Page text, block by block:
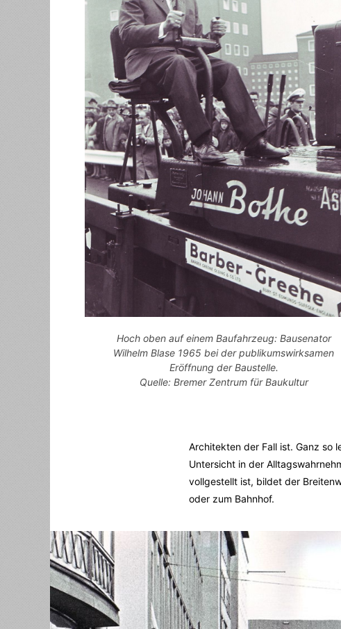
Hoch oben auf einem Baufahrzeug: Bausenator
Wilhelm Blase 1965 bei der publikumswirksamen
Eröffnung der Baustelle.
Quelle: Bremer Zentrum für Baukultur
Architekten der Fall ist. Ganz so
Untersicht in der
vollgestellt ist, bildet der
oder zum Bahnhof.